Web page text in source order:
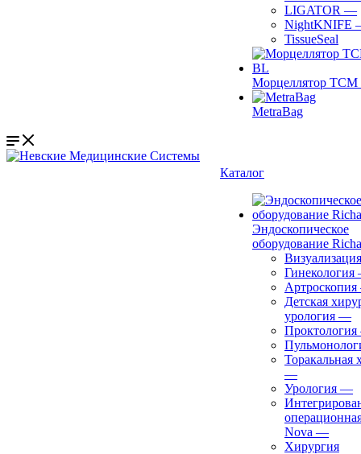
LIGATOR —
NightKNIFE
TissueSeal
Морцеллятор ТСМ
MetraBag
Каталог
Эндоскопическое
оборудование
Визуализация
Гинекология
Артроскопия
Детская
урология —
Проктология
Торакальная
—
Урология —
Nova —
Хирургия